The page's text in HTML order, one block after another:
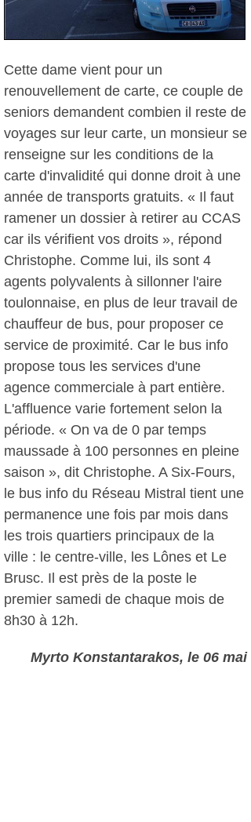
Cette dame vient pour un
renouvellement de carte, ce couple de
seniors demandent combien il reste de
voyages sur leur carte, un monsieur se
renseigne sur les conditions de la
carte d'invalidité qui donne droit à une
année de transports gratuits. « Il faut
ramener un dossier à retirer au CCAS
car ils vérifient vos droits », répond
Christophe. Comme lui, ils sont 4
agents polyvalents à sillonner l'aire
toulonnaise, en plus de leur travail de
chauffeur de bus, pour proposer ce
service de proximité. Car le bus info
propose tous les services d'une
agence commerciale à part entière.
L'affluence varie fortement selon la
période. « On va de 0 par temps
maussade à 100 personnes en pleine
saison », dit Christophe. A Six-Fours,
le bus info du Réseau Mistral tient une
permanence une fois par mois dans
les trois quartiers principaux de la
ville : le centre-ville, les Lônes et Le
Brusc. Il est près de la poste le
premier samedi de chaque mois de
8h30 à 12h.
Myrto Konstantarakos, le 06 mai